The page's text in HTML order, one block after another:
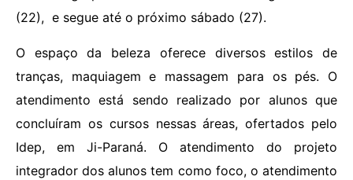
(22), e segue até o próximo sábado (27).
O espaço da beleza oferece diversos estilos de
tranças, maquiagem e massagem para os pés. O
atendimento está sendo realizado por alunos que
concluíram os cursos nessas áreas, ofertados pelo
Idep, em Ji-Paraná. O atendimento do projeto
integrador dos alunos tem como foco, o atendimento